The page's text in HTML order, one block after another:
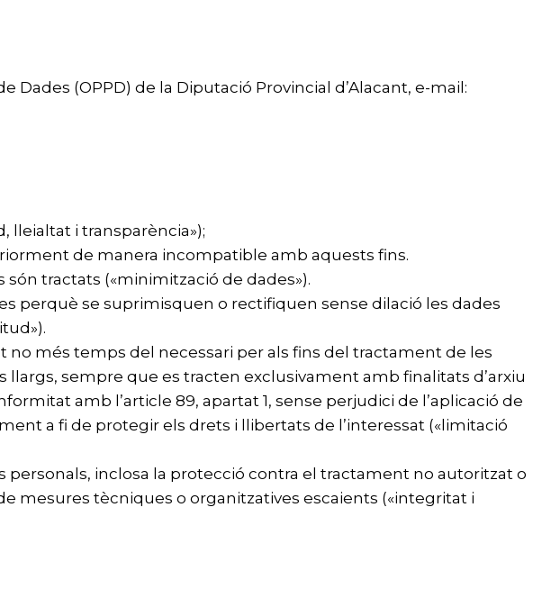
(OPPD) de la Diputació Provincial d’Alacant, e-mail:
lleialtat i transparència»);
de manera incompatible amb aquests fins.
tractats («minimització de dades»).
perquè se suprimisquen o rectifiquen sense dilació les dades
més temps del necessari per als fins del tractament de les
sempre que es tracten exclusivament amb finalitats d’arxiu
amb l’article 89, apartat 1, sense perjudici de l’aplicació de
a fi de protegir els drets i llibertats de l’interessat («limitació
inclosa la protecció contra el tractament no autoritzat o
mesures tècniques o organitzatives escaients («integritat i